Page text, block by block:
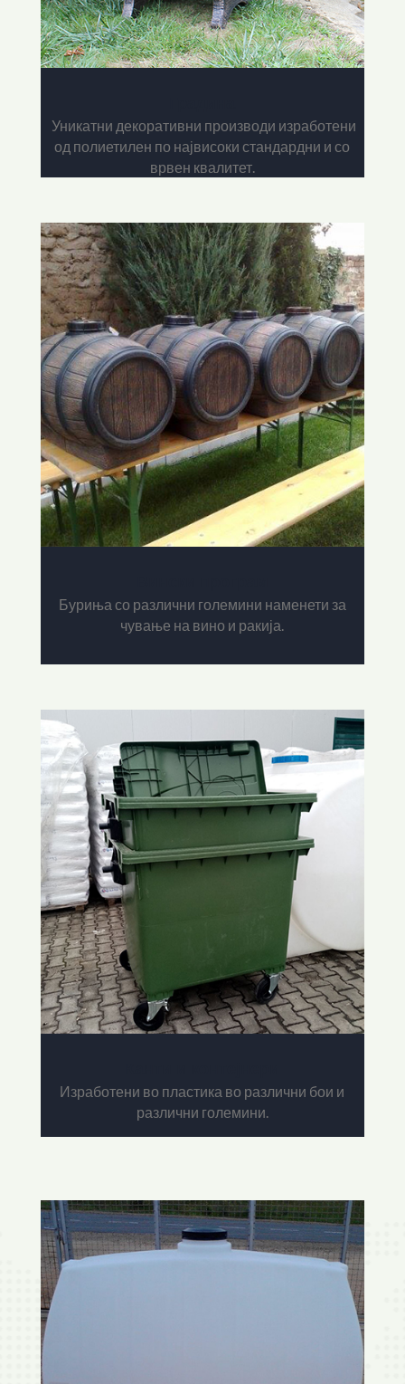
Уникатни декоративни производи изработени
од полиетилен по највисоки стандардни и со
врвен квалитет.
Буриња со различни големини наменети за
чување на вино и ракија.
Изработени во пластика во различни бои и
различни големини.